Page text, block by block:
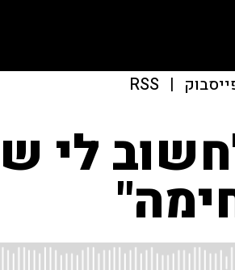
|
RSS
לי